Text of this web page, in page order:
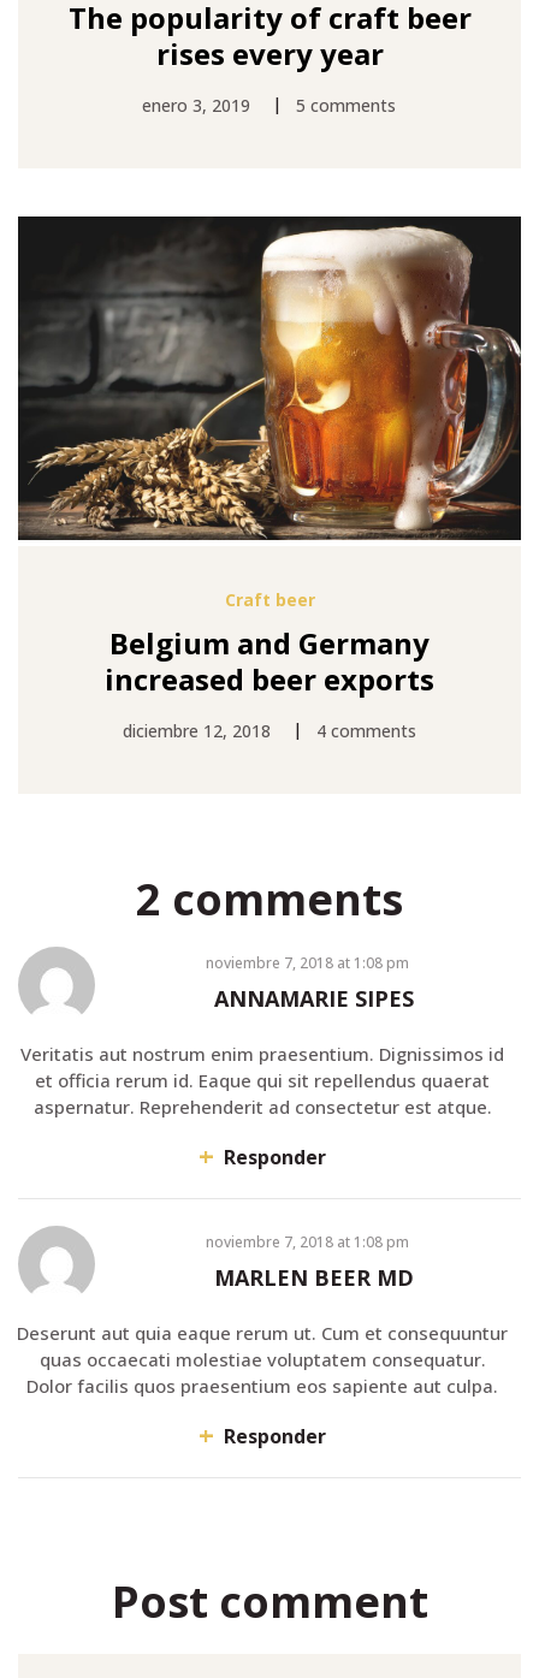
The popularity of craft beer
rises every year
enero 3, 2019 | 5 comments
Craft beer
Belgium and Germany
increased beer exports
diciembre 12, 2018 | 4 comments
2 comments
noviembre 7, 2018 at 1:08 pm
ANNAMARIE SIPES
Veritatis aut nostrum enim praesentium. Dignissimos id
et officia rerum id. Eaque qui sit repellendus quaerat
aspernatur. Reprehenderit ad consectetur est atque.
Responder
noviembre 7, 2018 at 1:08 pm
MARLEN BEER MD
Deserunt aut quia eaque rerum ut. Cum et consequuntur
quas occaecati molestiae voluptatem consequatur.
Dolor facilis quos praesentium eos sapiente aut culpa.
Responder
Post comment